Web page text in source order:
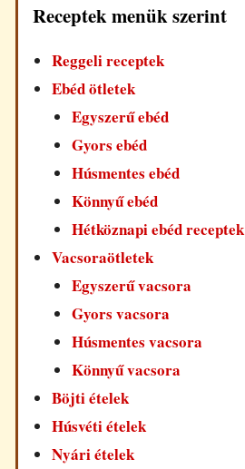
Receptek menük szerint
Reggeli receptek
Ebéd ötletek
Egyszerű ebéd
Gyors ebéd
Húsmentes ebéd
Könnyű ebéd
Hétköznapi ebéd receptek
Vacsoraötletek
Egyszerű vacsora
Gyors vacsora
Húsmentes vacsora
Könnyű vacsora
Böjti ételek
Húsvéti ételek
Nyári ételek